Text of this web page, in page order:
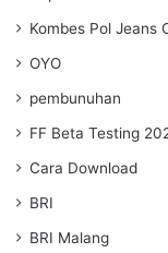
Kombes Pol Jeans
OYO
pembunuhan
FF Beta Testing
Cara Download
BRI
BRI Malang